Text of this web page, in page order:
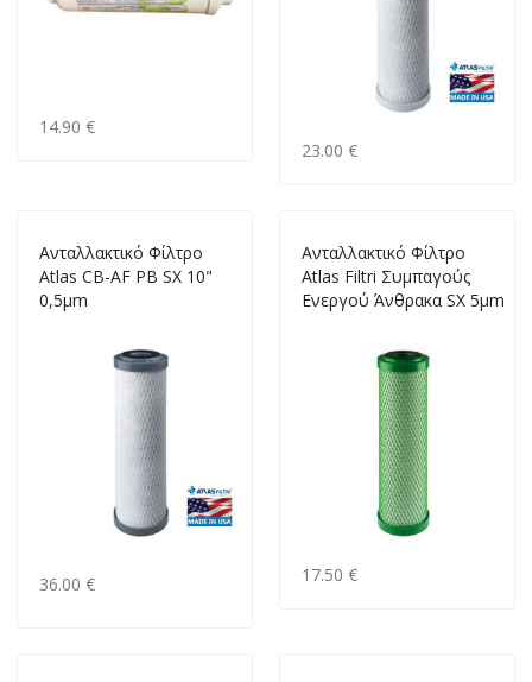
14.90 €
23.00 €
Ανταλλακτικό Φίλτρο
Atlas CB-AF PB SX 10"
0,5μm
36.00 €
Ανταλλακτικό Φίλτρο
Atlas Filtri Συμπαγούς
Ενεργού Άνθρακα SX 5μm
17.50 €